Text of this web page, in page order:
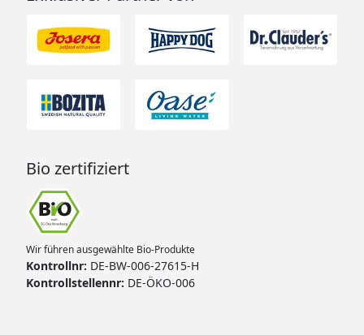
Bio zertifiziert
Wir führen ausgewählte Bio-Produkte
Kontrollnr: DE-BW-006-27615-H
Kontrollstellennr: DE-ÖKO-006